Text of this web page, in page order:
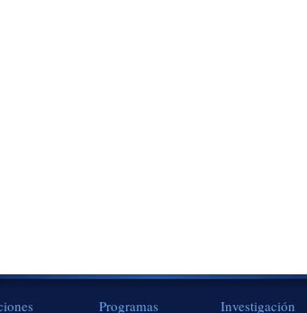
Programas Investigación